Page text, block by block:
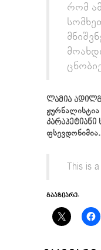
რომ
ლამია
ჟურნალისტია
კარაპეტიანი
ფსევდონიმია.
This is
ᲒᲐᲐᲖᲘᲐᲠᲔ: